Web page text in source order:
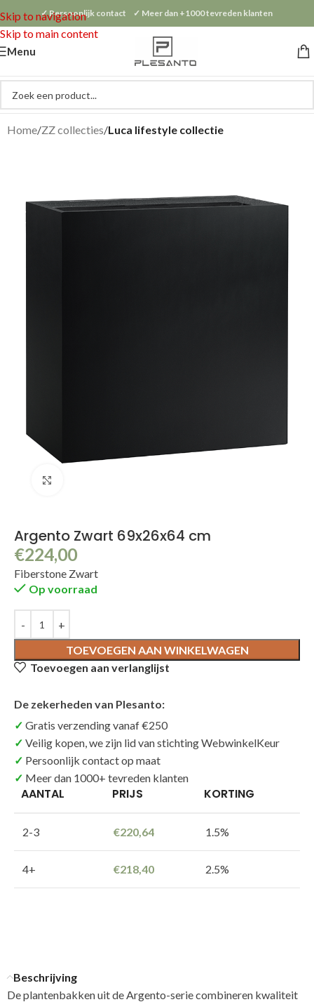
Skip to navigation
Skip to main content
✓ Persoonlijk contact ✓ Meer dan +1000 tevreden klanten
Menu
Home ZZ collecties Luca lifestyle collectie
Argento Zwart 69x26x64 cm
€224,00
Fiberstone Zwart
Op voorraad
TOEVOEGEN AAN WINKELWAGEN
Toevoegen aan verlanglijst
De zekerheden van Plesanto:
Gratis verzending vanaf €250
Veilig kopen, we zijn lid van stichting WebwinkelKeur
Persoonlijk contact op maat
Meer dan 1000+ tevreden klanten
AANTAL PRIJS KORTING
2-3 €220,64 1.5%
4+ €218,40 2.5%
Beschrijving
De plantenbakken uit de Argento-serie combineren kwaliteit